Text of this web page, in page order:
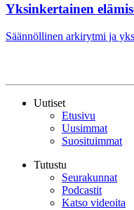
Yksinkertainen
Säännöllinen arkirytmi ja
Uutiset
Etusivu
Uusimmat
Suosituimmat
Tutustu
Seurakunnat
Podcastit
Katso videoita